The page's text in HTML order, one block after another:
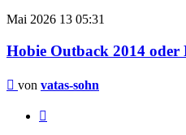
Mai 2026 13 05:31
Hobie Outback 2014 oder
Beitrag
von vatas-sohn